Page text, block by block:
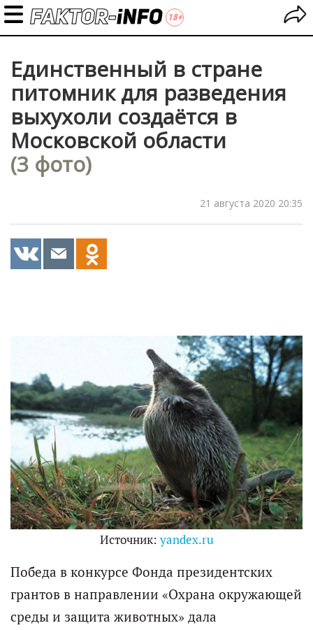
Единственный в стране
питомник для разведения
выхухоли создаётся в
Московской области
(3 фото)
21 августа 2020 20:35
Источник:yandex.ru
Победа в конкурсе Фонда президентских
грантов в направлении «Охрана окружающей
среды и защита животных» дала